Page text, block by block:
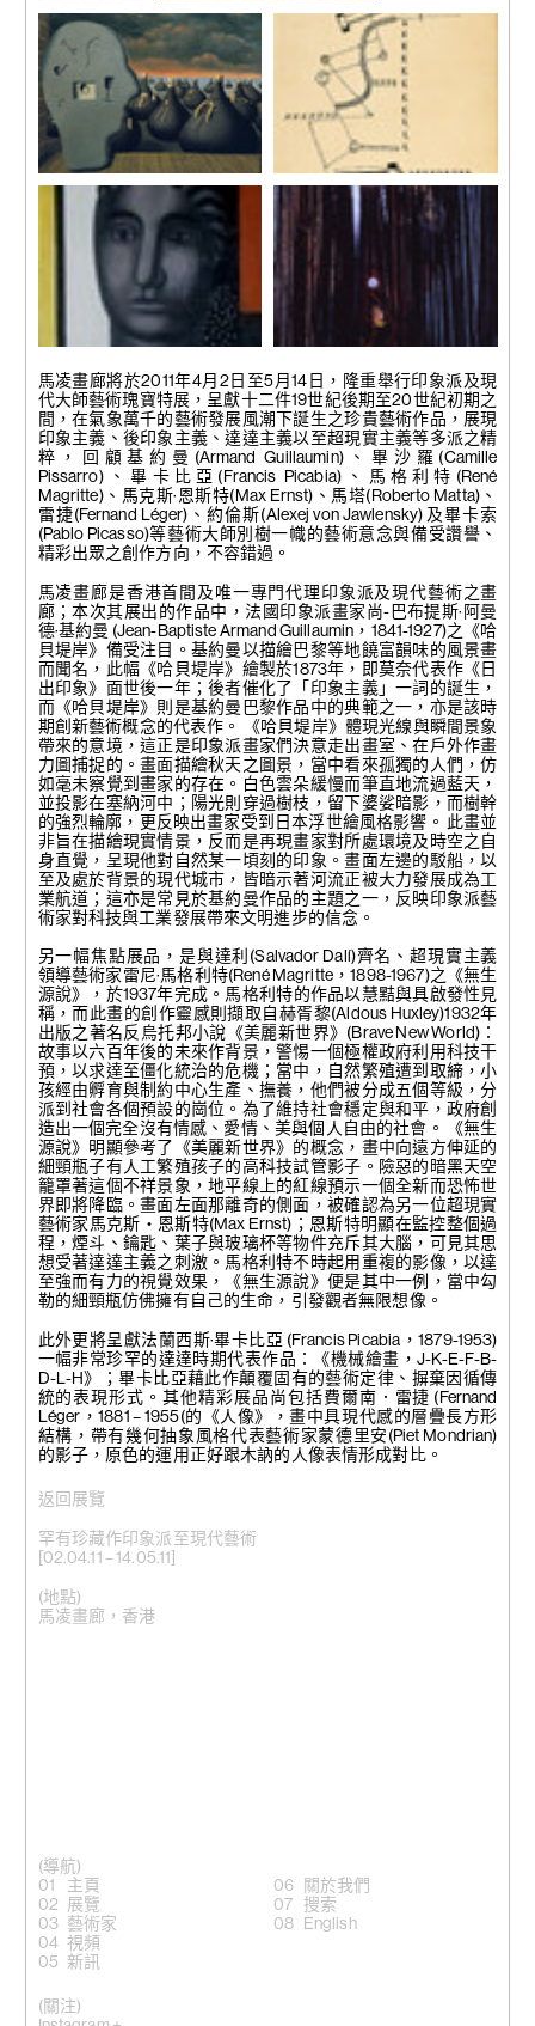
返回展覽
罕有珍藏作印象派至現代藝術
[02.04.11 – 14.05.11]
(地點)
馬凌畫廊，香港
馬凌畫廊將於2011年4月2日至5月14日，隆重舉行印象派及現
代大師藝術瑰寶特展，呈獻十二件19世紀後期至20世紀初期之
間，在氣象萬千的藝術發展風潮下誕生之珍貴藝術作品，展現
印象主義、後印象主義、達達主義以至超現實主義等多派之精
粹，回顧基約曼(Armand Guillaumin)、畢沙羅(Camille
Pissarro)、畢卡比亞(Francis Picabia)、馬格利特(René
Magritte)、馬克斯·恩斯特(Max Ernst)、馬塔(Roberto Matta)、
雷捷(Fernand Léger)、約倫斯(Alexej von Jawlensky) 及畢卡索
(Pablo Picasso)等藝術大師別樹一幟的藝術意念與備受讚譽、
精彩出眾之創作方向，不容錯過。
馬凌畫廊是香港首間及唯一專門代理印象派及現代藝術之畫
廊；本次其展出的作品中，法國印象派畫家尚-巴布提斯·阿曼
德·基約曼 (Jean-Baptiste Armand Guillaumin，1841-1927)之《哈
貝堤岸》備受注目。基約曼以描繪巴黎等地饒富韻味的風景畫
而聞名，此幅《哈貝堤岸》繪製於1873年，即莫奈代表作《日
出印象》面世後一年；後者催化了「印象主義」一詞的誕生，
而《哈貝堤岸》則是基約曼巴黎作品中的典範之一，亦是該時
期創新藝術概念的代表作。 《哈貝堤岸》體現光線與瞬間景象
帶來的意境，這正是印象派畫家們決意走出畫室、在戶外作畫
力圖捕捉的。畫面描繪秋天之圖景，當中看來孤獨的人們，仿
如毫未察覺到畫家的存在。白色雲朵緩慢而筆直地流過藍天，
並投影在塞納河中；陽光則穿過樹枝，留下婆娑暗影，而樹幹
的強烈輪廓，更反映出畫家受到日本浮世繪風格影響。 此畫並
非旨在描繪現實情景，反而是再現畫家對所處環境及時空之自
身直覺，呈現他對自然某一頃刻的印象。畫面左邊的駁船，以
至及處於背景的現代城市，皆暗示著河流正被大力發展成為工
業航道；這亦是常見於基約曼作品的主題之一，反映印象派藝
術家對科技與工業發展帶來文明進步的信念。
另一幅焦點展品，是與達利(Salvador Dalí)齊名、超現實主義
領導藝術家雷尼·馬格利特(René Magritte，1898-1967)之《無生
源說》，於1937年完成。馬格利特的作品以慧黠與具啟發性見
稱，而此畫的創作靈感則擷取自赫胥黎(Aldous Huxley)1932年
出版之著名反烏托邦小說《美麗新世界》(Brave New World)：
故事以六百年後的未來作背景，警惕一個極權政府利用科技干
預，以求達至僵化統治的危機；當中，自然繁殖遭到取締，小
孩經由孵育與制約中心生產、撫養，他們被分成五個等級，分
派到社會各個預設的崗位。為了維持社會穩定與和平，政府創
造出一個完全沒有情感、愛情、美與個人自由的社會。 《無生
源說》明顯參考了《美麗新世界》的概念，畫中向遠方伸延的
細頸瓶子有人工繁殖孩子的高科技試管影子。險惡的暗黑天空
籠罩著這個不祥景象，地平線上的紅線預示一個全新而恐怖世
界即將降臨。畫面左面那離奇的側面，被確認為另一位超現實
藝術家馬克斯‧恩斯特(Max Ernst)；恩斯特明顯在監控整個過
程，煙斗、鑰匙、葉子與玻璃杯等物件充斥其大腦，可見其思
想受著達達主義之刺激。馬格利特不時起用重複的影像，以達
至強而有力的視覺效果，《無生源說》便是其中一例，當中勾
勒的細頸瓶仿佛擁有自己的生命，引發觀者無限想像。
此外更將呈獻法蘭西斯·畢卡比亞 (Francis Picabia，1879-1953)
一幅非常珍罕的達達時期代表作品：《機械繪畫，J-K-E-F-B-
D-L-H》；畢卡比亞藉此作顛覆固有的藝術定律、摒棄因循傳
統的表現形式。其他精彩展品尚包括費爾南．雷捷 (Fernand
Léger，1881 – 1955(的《人像》，畫中具現代感的層疊長方形
結構，帶有幾何抽象風格代表藝術家蒙德里安(Piet Mondrian)
的影子，原色的運用正好跟木訥的人像表情形成對比。
《弓箭手海格
力斯》
布爾德勒
(1861 – 1929)
1909年
青銅
248 x 240 x
120公分 ; 97
5/8 x 94 1/2 x
47 1/4吋
簽名及日期於
《Le quai de la Rapée》
阿曼德 · 基約曼 (1841 – 1927)
1873年
油彩 畫布
60 x 73 公分
《無生源說》
馬格利特 (1898 – 1967)
54 x 73 公分 ; 21 1/4 x 28 3/4 吋
簽名於右上方
《 Mechanical Composition J-
K-E-F-B-D-L-H》
弗朗西斯 · 畢卡比亞 (1879 –
1953)
1919年
鉛筆、墨水 紙本
26.6 x 21 公分
費爾南 · 雷捷 (1881-1955)
1929年
油彩 畫布
65 x 45 公分
亮的歌》
恩斯特 (1891 – 1976)
1927年
油彩 紙本 卡紙裝裱
64.5 x 30 公分; 25 1/2 x 19 1/2
吋
簽名於左下方
(導航)
主頁
展覽
藝術家
視頻
新訊
關於我們
搜索
English
(關注)